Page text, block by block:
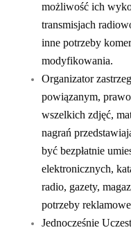
możliwość ich
transmisjach
inne potrzeby
modyfikowania.
Organizator
powiązanym,
wszelkich zdjęć,
nagrań
być bezpłatnie
elektronicznych,
radio, gazety,
potrzeby
Jednocześnie